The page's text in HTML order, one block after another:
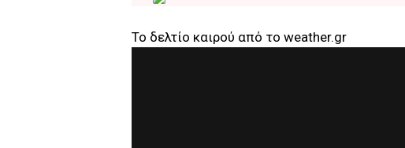
Το δελτίο καιρού από το weather.gr